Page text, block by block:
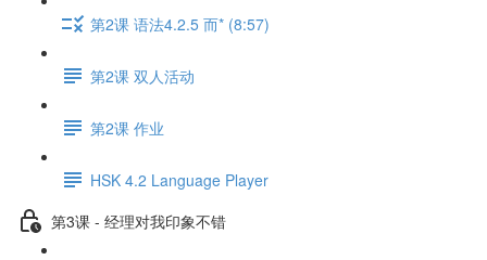
第2课 语法4.2.5 而* (8:57)
第2课 双人活动
第2课 作业
HSK 4.2 Language Player
第3课 - 经理对我印象不错